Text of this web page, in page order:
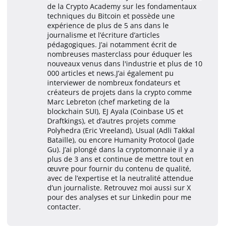
de la Crypto Academy sur les fondamentaux
techniques du Bitcoin et possède une
expérience de plus de 5 ans dans le
journalisme et l’écriture d’articles
pédagogiques. J’ai notamment écrit de
nombreuses masterclass pour éduquer les
nouveaux venus dans l'industrie et plus de 10
000 articles et news.J’ai également pu
interviewer de nombreux fondateurs et
créateurs de projets dans la crypto comme
Marc Lebreton (chef marketing de la
blockchain SUI), EJ Ayala (Coinbase US et
Draftkings), et d’autres projets comme
Polyhedra (Eric Vreeland), Usual (Adli Takkal
Bataille), ou encore Humanity Protocol (Jade
Gu). J’ai plongé dans la cryptomonnaie il y a
plus de 3 ans et continue de mettre tout en
œuvre pour fournir du contenu de qualité,
avec de l’expertise et la neutralité attendue
d’un journaliste. Retrouvez moi aussi sur X
pour des analyses et sur Linkedin pour me
contacter.